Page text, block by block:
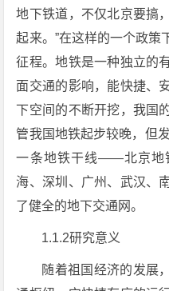
地下铁道，不仅北京要搞
起来。”在这样的一个政策
征程。地铁是一种独立的
面交通的影响，能快捷、
下空间的不断开挖，我国
管我国地铁起步较晚，但
一条地铁干线——北京地
海、深圳、广州、武汉、
了健全的地下交通网。
1.1.2研究意义
随着祖国经济的发展